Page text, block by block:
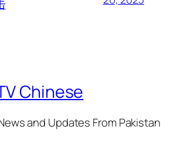
Chinese
and Updates From Pakistan